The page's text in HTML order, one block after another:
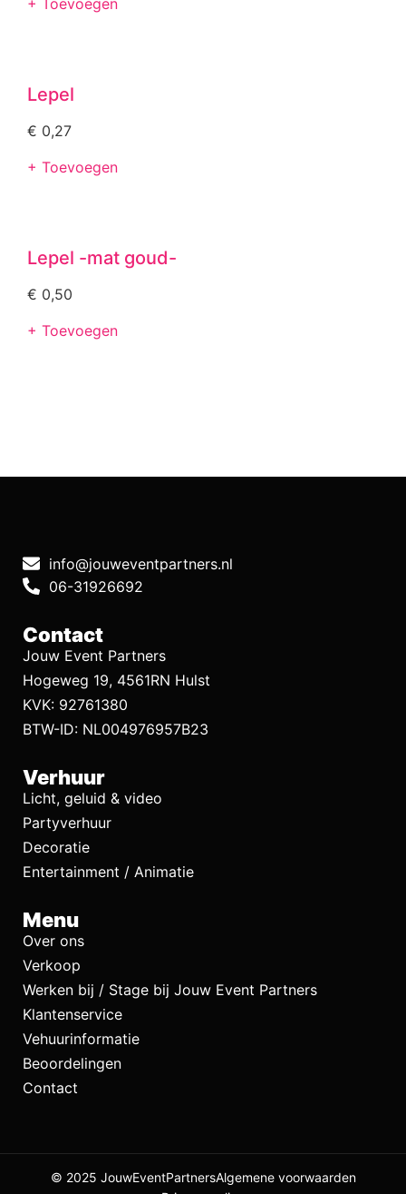
+ Toevoegen
Lepel
€ 0,27
+ Toevoegen
Lepel -mat goud-
€ 0,50
+ Toevoegen
info@jouweventpartners.nl
06-31926692
Contact
Jouw Event Partners
Hogeweg 19, 4561RN Hulst
KVK: 92761380
BTW-ID: NL004976957B23
Verhuur
Licht, geluid & video
Partyverhuur
Decoratie
Entertainment / Animatie
Menu
Over ons
Verkoop
Werken bij / Stage bij Jouw Event Partners
Klantenservice
Vehuurinformatie
Beoordelingen
Contact
© 2025 JouwEventPartnersAlgemene voorwaarden